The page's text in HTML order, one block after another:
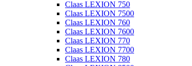
Claas LEXION 750
Claas LEXION 7500
Claas LEXION 760
Claas LEXION 7600
Claas LEXION 770
Claas LEXION 7700
Claas LEXION 780